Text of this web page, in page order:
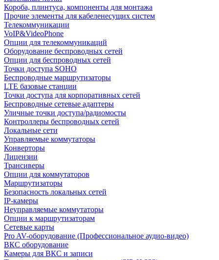
Короба, плинтуса, компоненты для монтажа
Прочие элементы для кабеленесущих систем
Телекоммуникации
VoIP&VideoPhone
Опции для телекоммуникаций
Оборудование беспроводных сетей
Опции для беспроводных сетей
Точки доступа SOHO
Беспроводные маршрутизаторы
LTE базовые станции
Точки доступа для корпоративных сетей
Беспроводные сетевые адаптеры
Уличные точки доступа/радиомосты
Контроллеры беспроводных сетей
Локальные сети
Управляемые коммутаторы
Конверторы
Лицензии
Трансиверы
Опции для коммутаторов
Маршрутизаторы
Безопасность локальных сетей
IP-камеры
Неуправляемые коммутаторы
Опции к маршрутизаторам
Сетевые карты
Pro AV-оборудование (Профессиональное аудио-видео)
ВКС оборудование
Камеры для ВКС и записи